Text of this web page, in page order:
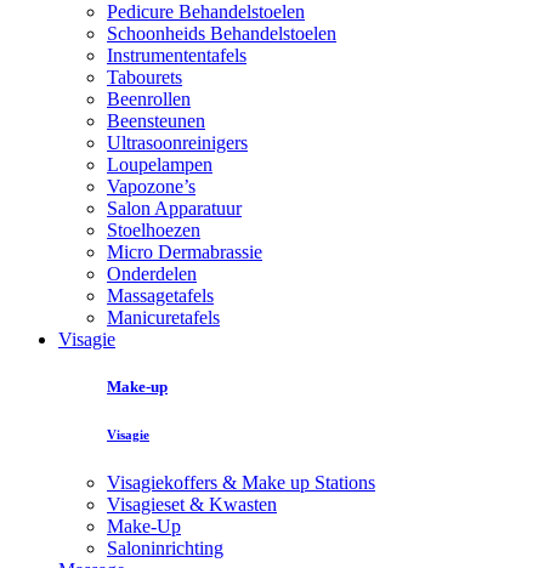
Pedicure Behandelstoelen
Schoonheids Behandelstoelen
Instrumententafels
Tabourets
Beenrollen
Beensteunen
Ultrasoonreinigers
Loupelampen
Vapozone’s
Salon Apparatuur
Stoelhoezen
Micro Dermabrassie
Onderdelen
Massagetafels
Manicuretafels
Visagie
Make-up
Visagie
Visagiekoffers & Make up Stations
Visagieset & Kwasten
Make-Up
Saloninrichting